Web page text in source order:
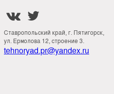
 
Ставропольский край, г. Пятигорск,
ул. Ермолова 12, строение 3.
tehnoryad.pr@yandex.ru